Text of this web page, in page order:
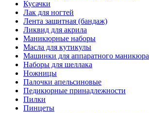
Кусачки
Лак для ногтей
Лента защитная (бандаж)
Ликвид для акрила
Маникюрные наборы
Масла для кутикулы
Машинки для аппаратного маникюра
Наборы для шеллака
Ножницы
Палочки апельсиновые
Педикюрные принадлежности
Пилки
Пинцеты